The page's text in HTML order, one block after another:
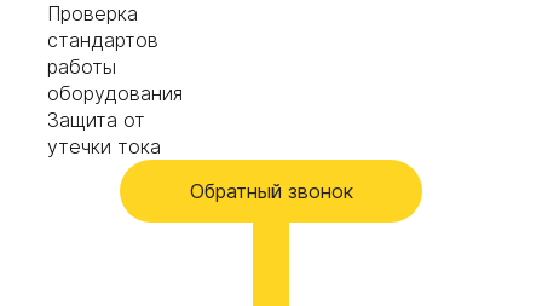
Проверка
стандартов
работы
оборудования
Защита от
утечки тока
Обратный звонок